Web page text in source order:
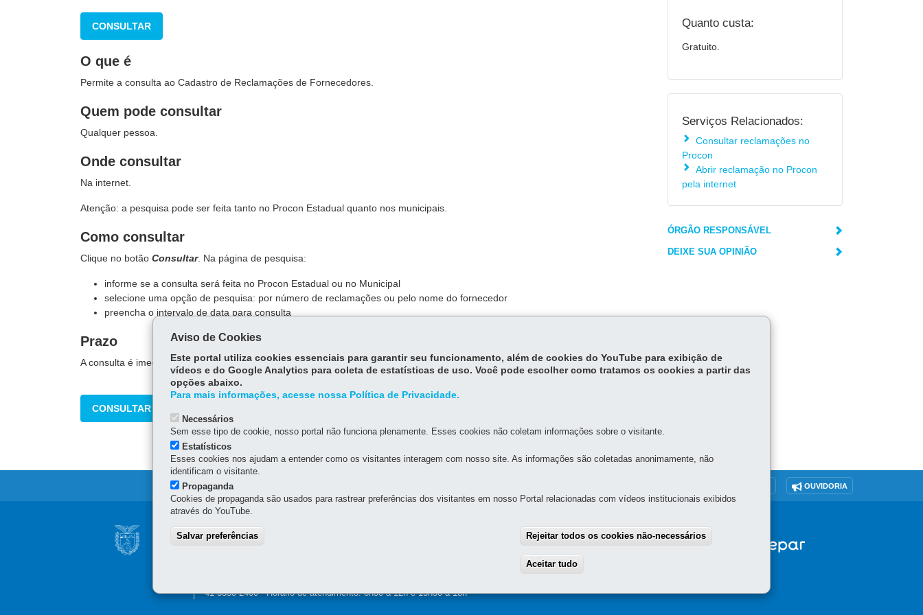
CONSULTAR
O que é
Permite a consulta ao Cadastro de Reclamações de Fornecedores.
Quem pode consultar
Qualquer pessoa.
Onde consultar
Na internet.
Atenção: a pesquisa pode ser feita tanto no Procon Estadual quanto nos municipais.
Como consultar
Clique no botão Consultar. Na página de pesquisa:
informe se a consulta será feita no Procon Estadual ou no Municipal
selecione uma opção de pesquisa: por número de reclamações ou pelo nome do fornecedor
preencha o intervalo de data para consulta
Prazo
A consulta é imediata.
CONSULTAR
Quanto custa:
Gratuito.
Serviços Relacionados:
Consultar reclamações no
Procon
Abrir reclamação no Procon
pela internet
ÓRGÃO RESPONSÁVEL
DEIXE SUA OPINIÃO
OUVIDORIA
Navegação
principal
CONSELHO ESTADUAL DE GOVERNANÇA DIGITAL E SEGURANÇA DA
41 3350-2400 - Horário de atendimento: 8h30 a 12h e 13h30 a 18h
Aviso de Cookies
Este portal utiliza cookies essenciais para garantir seu funcionamento, além de cookies do YouTube para exibição de
vídeos e do Google Analytics para coleta de estatísticas de uso. Você pode escolher como tratamos os cookies a partir das
opções abaixo.
Para mais informações, acesse nossa Política de Privacidade.
Necessários
Sem esse tipo de cookie, nosso portal não funciona plenamente. Esses cookies não coletam informações sobre o visitante.
Estatísticos
Esses cookies nos ajudam a entender como os visitantes interagem com nosso site. As informações são coletadas anonimamente, não
identificam o visitante.
Propaganda
Cookies de propaganda são usados para rastrear preferências dos visitantes em nosso Portal relacionadas com vídeos institucionais exibidos
através do YouTube.
Salvar preferências Rejeitar todos os cookies não-necessários
Aceitar tudo